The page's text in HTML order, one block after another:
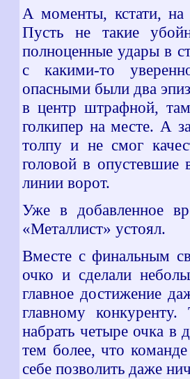
А моменты, кстати,
Пусть не такие
полноценные удары в
с какими-то
опасными были два
в центр штрафной,
голкипер на месте. А
толпу и не смог
головой в
линии ворот.
Уже в добавленное
«Металлист» устоял.
Вместе с финальным
очко и сделали
главное достижение
главному
набрать четыре очка в
тем более, что
себе позволить даже